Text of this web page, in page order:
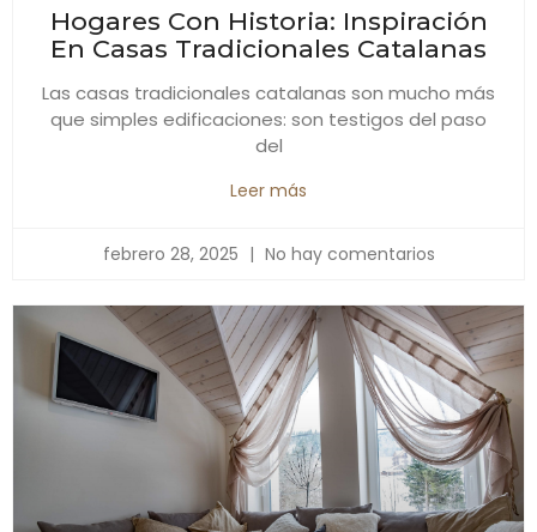
Hogares Con Historia: Inspiración
En Casas Tradicionales Catalanas
Las casas tradicionales catalanas son mucho más
que simples edificaciones: son testigos del paso
del
Leer más
febrero 28, 2025 No hay comentarios